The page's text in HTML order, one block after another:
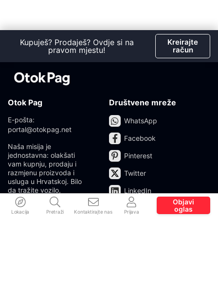
Kupuješ? Prodaješ? Ovdje si na
pravom mjestu!
Kreirajte
račun
Otok Pag
E-pošta:
portal@otokpag.net
Naša misija je
jednostavna: olakšati
vam kupnju, prodaju i
razmjenu proizvoda i
usluga u Hrvatskoj. Bilo
da tražite vozilo,
elektroniku, nekretninu ili
želite oglasiti svoj
proizvod ili uslugu, ovdje
Društvene mreže
WhatsApp
Facebook
Pinterest
Twitter
LinkedIn
Lokacija Pretraži Kontaktirajte nas Prijava
Objavi
oglas